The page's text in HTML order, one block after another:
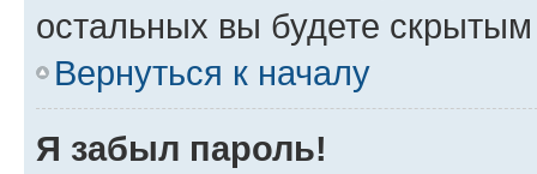
остальных вы будете
Вернуться к началу
Я забыл пароль!